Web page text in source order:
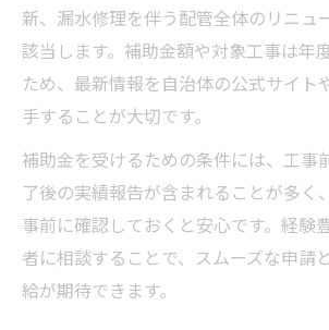
新、漏水修理を伴う配管全体のリニュ
該当します。補助金額や対象工事は年
ため、最新情報を自治体の公式サイト
手することが大切です。
補助金を受けるための条件には、工事
了後の実績報告が含まれることが多く
事前に確認しておくと安心です。経験
者に相談することで、スムーズな申請
給が期待できます。